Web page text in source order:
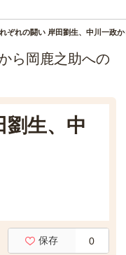
ぞれの闘い 岸田劉生、中川一政
ら岡鹿之助への
生、中
保存 0